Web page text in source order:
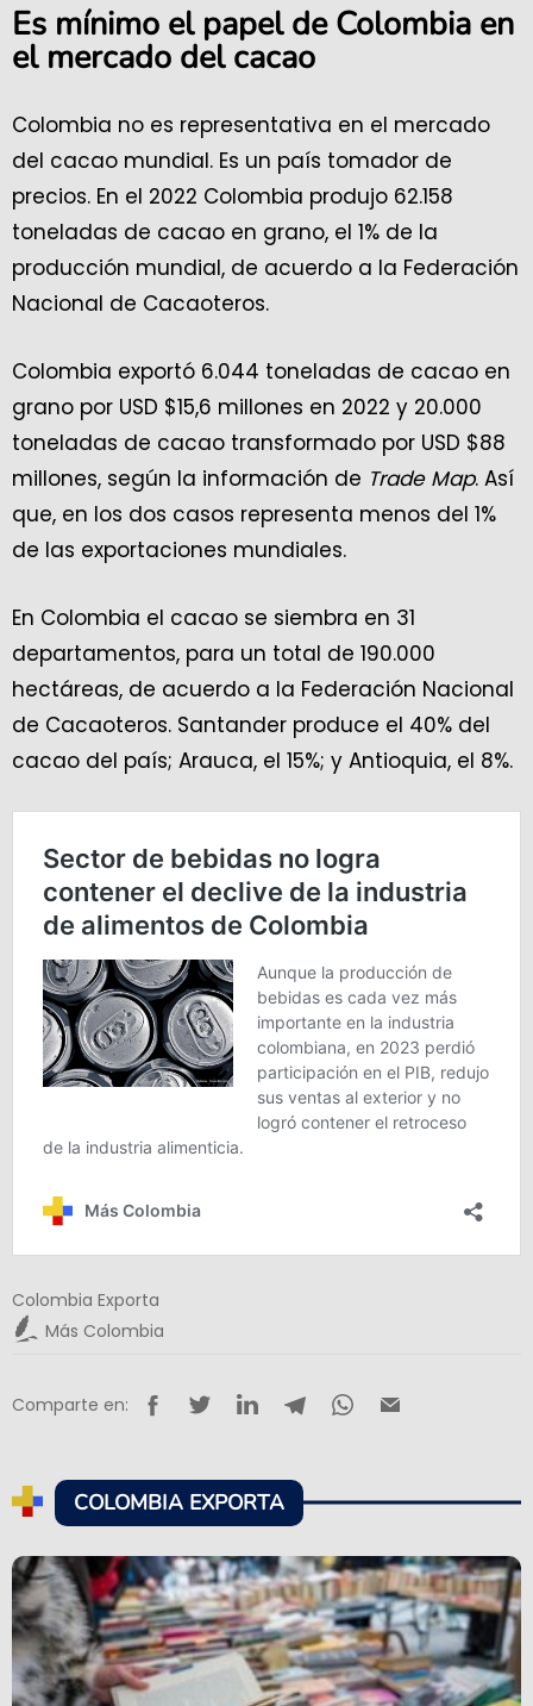
Es mínimo el papel de Colombia en
el mercado del cacao
Colombia no es representativa en el mercado
del cacao mundial. Es un país tomador de
precios. En el 2022 Colombia produjo 62.158
toneladas de cacao en grano, el 1% de la
producción mundial, de acuerdo a la Federación
Nacional de Cacaoteros.
Colombia exportó 6.044 toneladas de cacao en
grano por USD $15,6 millones en 2022 y 20.000
toneladas de cacao transformado por USD $88
millones, según la información de Trade Map. Así
que, en los dos casos representa menos del 1%
de las exportaciones mundiales.
En Colombia el cacao se siembra en 31
departamentos, para un total de 190.000
hectáreas, de acuerdo a la Federación Nacional
de Cacaoteros. Santander produce el 40% del
cacao del país; Arauca, el 15%; y Antioquia, el 8%.
Colombia Exporta
Más Colombia
Comparte en:
COLOMBIA EXPORTA